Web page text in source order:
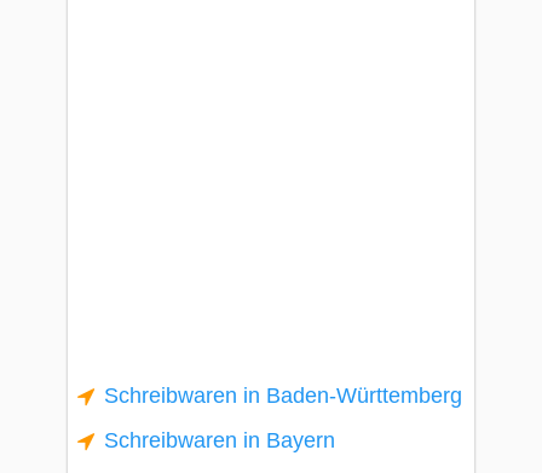
Schreibwaren in Baden-Württemberg
Schreibwaren in Bayern